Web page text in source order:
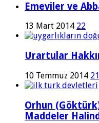
Emeviler ve
13 Mart 2014 22
Urartular
10 Temmuz 2014 21
Orhun
Maddeler